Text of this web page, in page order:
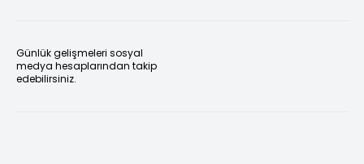
Günlük gelişmeleri sosyal
medya hesaplarından takip
edebilirsiniz.